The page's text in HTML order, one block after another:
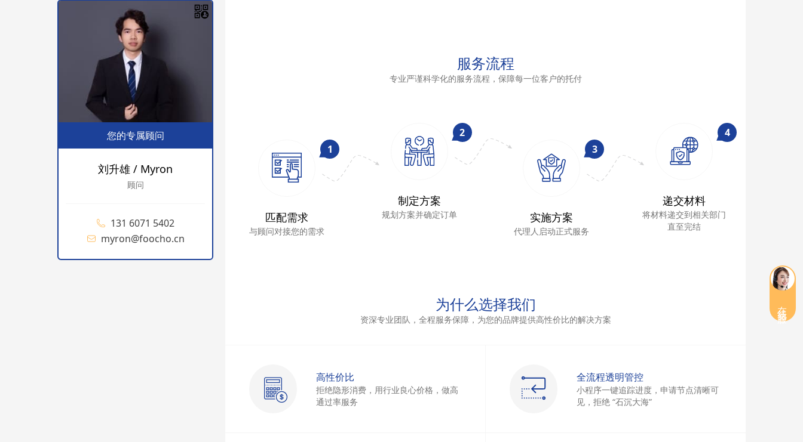
您的专属顾问
刘升雄 / Myron
顾问
131 6071 5402
myron@foocho.cn
服务流程
专业严谨科学化的服务流程，保障每一位客户的托付
1
匹配需求
与顾问对接您的需求
2
制定方案
规划方案并确定订单
3
实施方案
代理人启动正式服务
4
递交材料
将材料递交到相关部门
直至完结
为什么选择我们
资深专业团队，全程服务保障，为您的品牌提供高性价比的解决方案
高性价比
拒绝隐形消费，用行业良心价格，做高
通过率服务
全流程透明管控
小程序一键追踪进度，申请节点清晰可
见，拒绝 “石沉大海”
在线客服